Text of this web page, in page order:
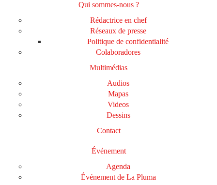
Qui sommes-nous ?
Rédactrice en chef
Réseaux de presse
Politique de confidentialité
Colaboradores
Multimédias
Audios
Mapas
Videos
Dessins
Contact
Événement
Agenda
Événement de La Pluma